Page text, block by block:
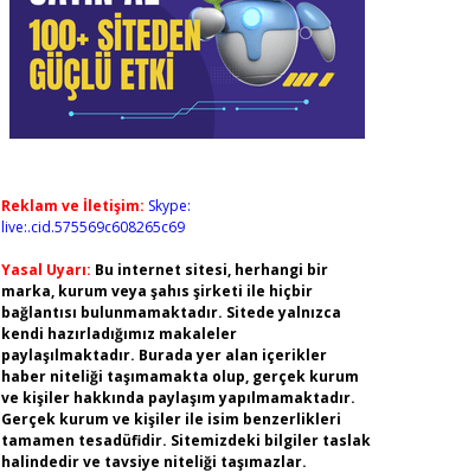
Reklam ve İletişim: Skype:
live:.cid.575569c608265c69
Yasal Uyarı: Bu internet sitesi, herhangi bir
marka, kurum veya şahıs şirketi ile hiçbir
bağlantısı bulunmamaktadır. Sitede yalnızca
kendi hazırladığımız makaleler
paylaşılmaktadır. Burada yer alan içerikler
haber niteliği taşımamakta olup, gerçek kurum
ve kişiler hakkında paylaşım yapılmamaktadır.
Gerçek kurum ve kişiler ile isim benzerlikleri
tamamen tesadüfidir. Sitemizdeki bilgiler taslak
halindedir ve tavsiye niteliği taşımazlar.